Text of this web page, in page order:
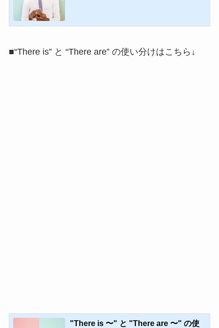
■“There is” と “There are” の使い分けはこちら↓
"There is 〜" と "There are 〜" の使